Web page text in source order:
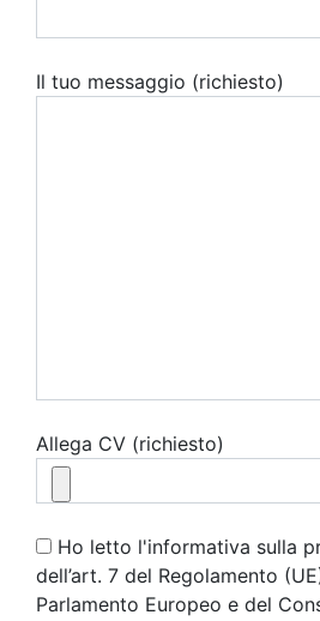
Il tuo messaggio (richiesto)
Allega CV (richiesto)
Ho letto l'informativa sulla
dell’art. 7 del Regolamento
Parlamento Europeo e del